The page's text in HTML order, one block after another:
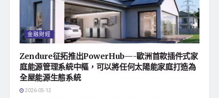
金融財經
Zendure征拓推出PowerHub—-歐洲首款插件式家
庭能源管理系統中樞，可以將任何太陽能家庭打造為
全屋能源生態系統
2026-05-12